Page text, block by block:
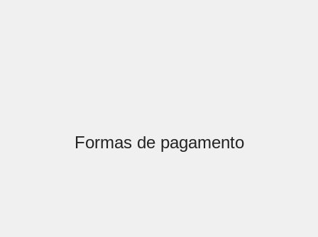
Formas de pagamento